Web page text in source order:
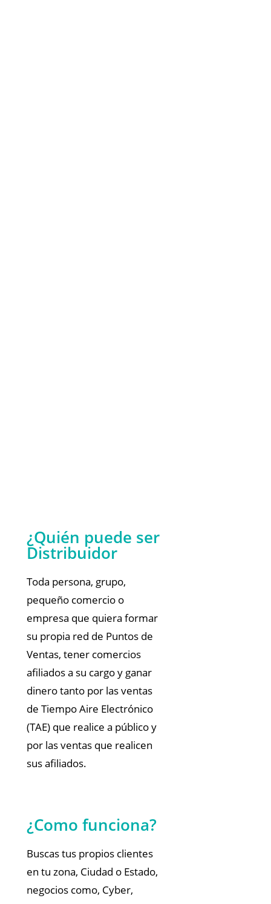
¿Quién puede ser
Distribuidor
Toda persona, grupo,
pequeño comercio o
empresa que quiera formar
su propia red de Puntos de
Ventas, tener comercios
afiliados a su cargo y ganar
dinero tanto por las ventas
de Tiempo Aire Electrónico
(TAE) que realice a público y
por las ventas que realicen
sus afiliados.
¿Como funciona?
Buscas tus propios clientes
en tu zona, Ciudad o Estado,
negocios como, Cyber,